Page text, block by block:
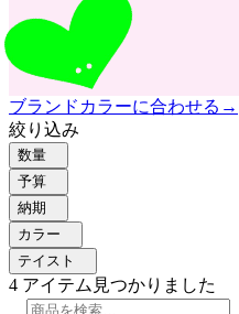
ブランドカラーに合わせる →
絞り込み
数量
予算
納期
カラー
テイスト
4 アイテム見つかりました